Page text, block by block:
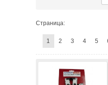
Страница:
1 2 3 4 5